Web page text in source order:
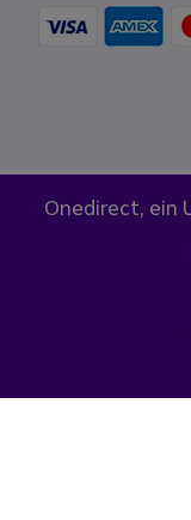
Onedirect, ein